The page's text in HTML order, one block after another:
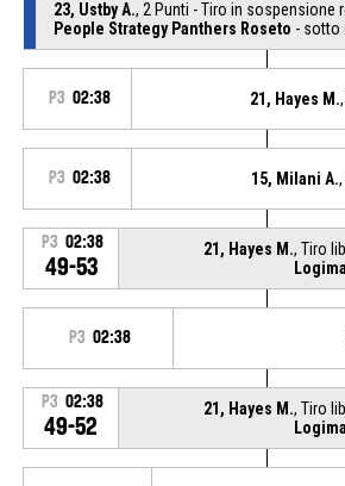
23, Ustby A., 2 Punti - Tiro in sospensione
People Strategy Panthers Roseto - sotto
P3 02:38 21, Hayes M.
P3 02:38 15, Milani A.
P3 02:38
49-53
21, Hayes M., Tiro
P3 02:38
P3 02:38
49-52
21, Hayes M., Tiro